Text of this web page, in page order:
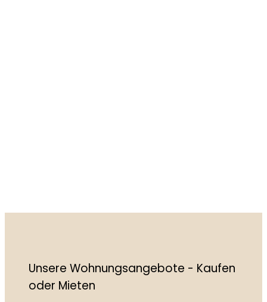
Unsere Wohnungsangebote - Kaufen
oder Mieten